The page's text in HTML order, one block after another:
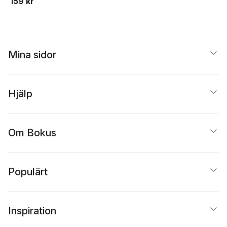
Mina sidor
Hjälp
Om Bokus
Populärt
Inspiration